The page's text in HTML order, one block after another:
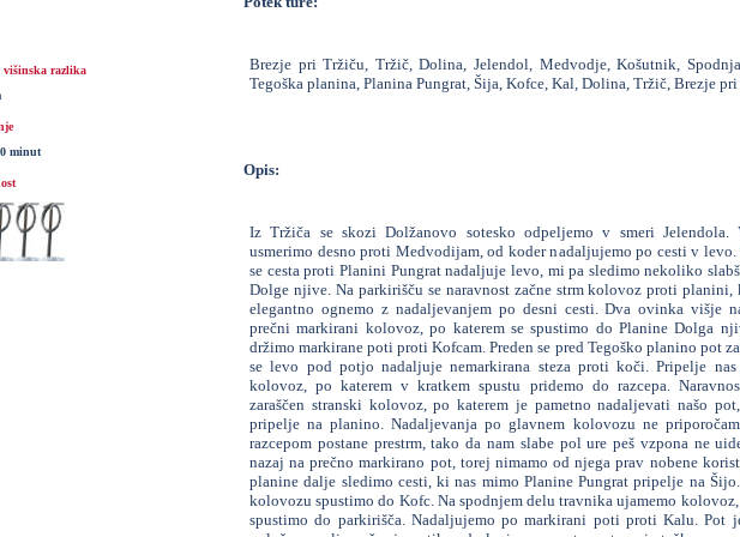
višinska razlika
minut
Brezje pri Tržiču, Tržič, Dolina, Jelendol, Medvodje, Košutnik,
Tegoška planina, Planina Pungrat, Šija, Kofce, Kal, Dolina, Tržič, Brezje
Opis:
Iz Tržiča se skozi Dolžanovo sotesko odpeljemo v smeri Jelendola.
usmerimo desno proti Medvodijam, od koder nadaljujemo po cesti v
se cesta proti Planini Pungrat nadaljuje levo, mi pa sledimo nekoliko
Dolge njive. Na parkirišču se naravnost začne strm kolovoz proti planini,
elegantno ognemo z nadaljevanjem po desni cesti. Dva ovinka višje
prečni markirani kolovoz, po katerem se spustimo do Planine Dolga
držimo markirane poti proti Kofcam. Preden se pred Tegoško planino pot
se levo pod potjo nadaljuje nemarkirana steza proti koči. Pripelje nas
kolovoz, po katerem v kratkem spustu pridemo do razcepa.
zaraščen stranski kolovoz, po katerem je pametno nadaljevati našo
pripelje na planino. Nadaljevanja po glavnem kolovozu ne
razcepom postane prestrm, tako da nam slabe pol ure peš vzpona ne
nazaj na prečno markirano pot, torej nimamo od njega prav nobene
planine dalje sledimo cesti, ki nas mimo Planine Pungrat pripelje na
kolovozu spustimo do Kofc. Na spodnjem delu travnika ujamemo kolovoz,
spustimo do parkirišča. Nadaljujemo po markirani poti proti Kalu. Pot